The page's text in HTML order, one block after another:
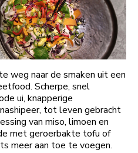
weg naar de smaken uit een
Scherpe, snel
ui, knapperige
tot leven gebracht
van miso, limoen en
met geroerbakte tofu of
meer aan toe te voegen.